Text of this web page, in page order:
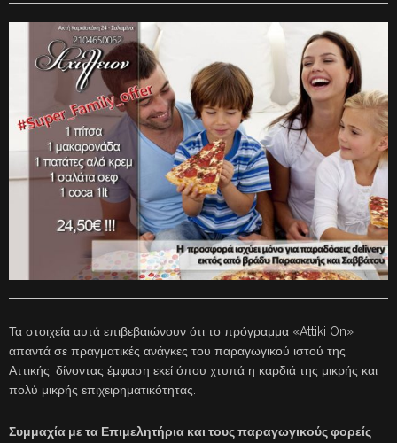
Τα στοιχεία αυτά επιβεβαιώνουν ότι το πρόγραμμα «Attiki On»
απαντά σε πραγματικές ανάγκες του παραγωγικού ιστού της
Αττικής, δίνοντας έμφαση εκεί όπου χτυπά η καρδιά της μικρής και
πολύ μικρής επιχειρηματικότητας.
Συμμαχία με τα Επιμελητήρια και τους παραγωγικούς φορείς